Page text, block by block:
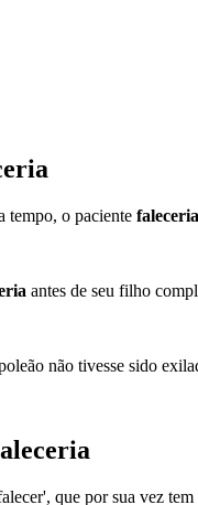
tempo, o paciente faleceria
antes de seu filho
não tivesse sido
que por sua vez